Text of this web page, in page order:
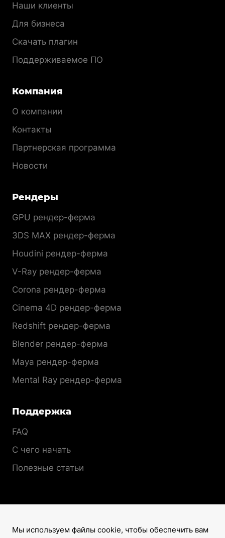
Наши клиенты
Для бизнеса
Скачать плагин
Поддерживаемое ПО
Компания
О компании
Контакты
Партнерская программа
Новости
Рендеры
GPU рендер-ферма
3DS MAX рендер-ферма
Houdini рендер-ферма
V-Ray рендер-ферма
Corona рендер-ферма
Cinema 4D рендер-ферма
Redshift рендер-ферма
Blender рендер-ферма
Maya рендер-ферма
Mental Ray рендер-ферма
Поддержка
FAQ
С чего начать
Полезные статьи
Мы используем файлы cookie, чтобы обеспечить вам